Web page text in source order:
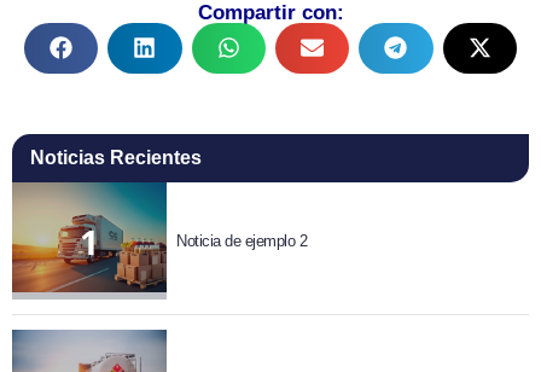
Compartir con:
Noticias Recientes
Noticia de ejemplo 2